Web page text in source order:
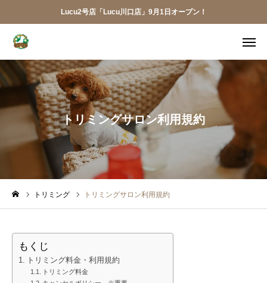
Lucu2号店「Lucu川口店」9月1日オープン！
トリミングサロン利用規約
トリミング トリミングサロン利用規約
もくじ
トリミング料金・利用規約
トリミング料金
ご予約 アクセス
お電話 メール
LINE
Lucu川口店
トリミング
犬の幼稚園